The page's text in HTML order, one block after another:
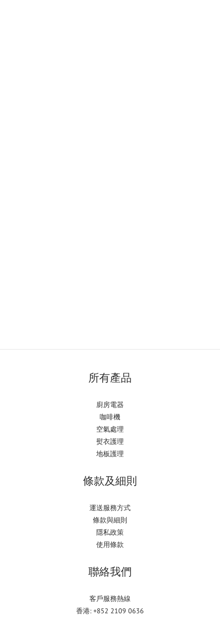
所有產品
廚房電器
咖啡機
空氣處理
熨衣護理
地板護理
條款及細則
運送服務方式
條款與細則
隱私政策
使用條款
聯絡我們
客戶服務熱線
香港: +852 2109 0636